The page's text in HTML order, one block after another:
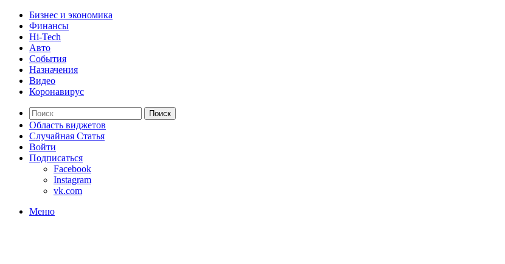
Бизнес и экономика
Финансы
Hi-Tech
Авто
События
Назначения
Видео
Коронавирус
Поиск
Область виджетов
Случайная Статья
Войти
Подписаться
Facebook
Instagram
vk.com
Меню